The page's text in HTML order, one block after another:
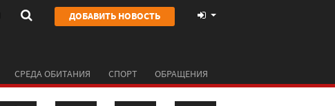
ДОБАВИТЬ НОВОСТЬ
СРЕДА ОБИТАНИЯ СПОРТ ОБРАЩЕНИЯ